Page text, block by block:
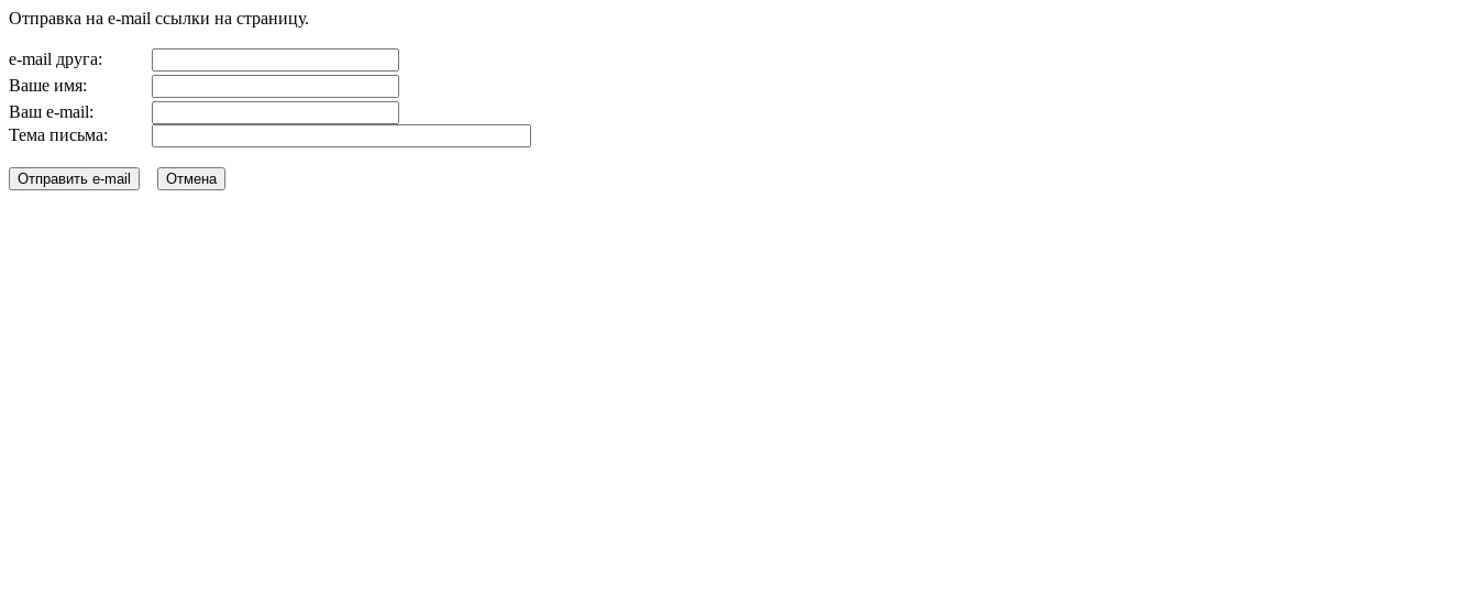
Отправка на e-mail ссылки на страницу.
e-mail друга:
Ваше имя:
Ваш e-mail:
Тема письма: